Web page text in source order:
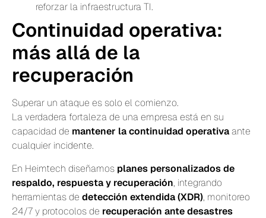
reforzar la infraestructura TI.
Continuidad operativa:
más allá de la
recuperación
Superar un ataque es solo el comienzo.
La verdadera fortaleza de una empresa está en su
capacidad de mantener la continuidad operativaante
cualquier incidente.
En Heimtech diseñamos planes personalizados de
respaldo, respuesta y recuperación, integrando
herramientas de detección extendida (XDR), monitoreo
24/7 y protocolos de recuperación ante desastres